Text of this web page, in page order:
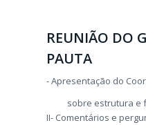
REUNIÃO DO
PAUTA
- Apresentação do
sobre estrutura e
II- Comentários e